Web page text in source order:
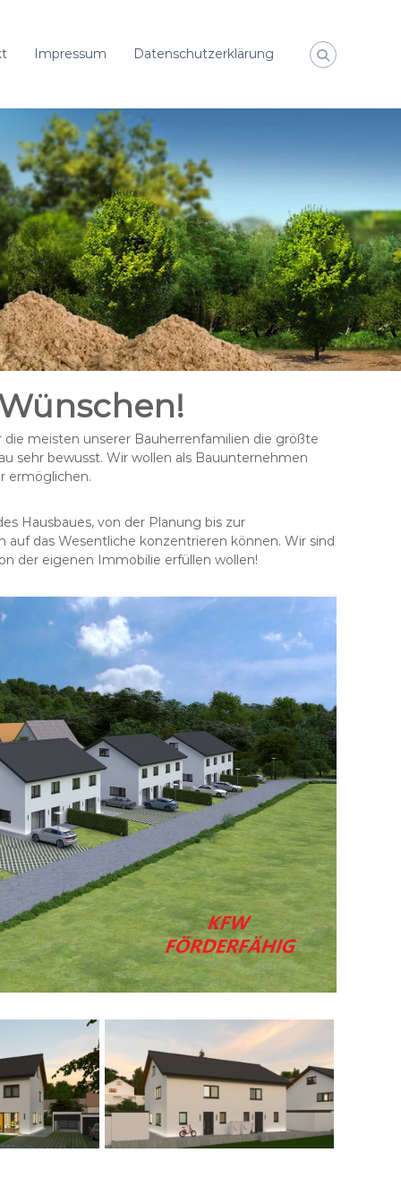
Impressum Datenschutzerklärung
meisten unserer Bauherrenfamilien die größte
sehr bewusst. Wir wollen als Bauunternehmen
ermöglichen.
Hausbaues, von der Planung bis zur
auf das Wesentliche konzentrieren können. Wir sind
der eigenen Immobilie erfüllen wollen!